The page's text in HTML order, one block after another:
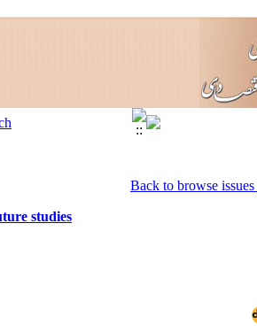
Back to browse issues
studies